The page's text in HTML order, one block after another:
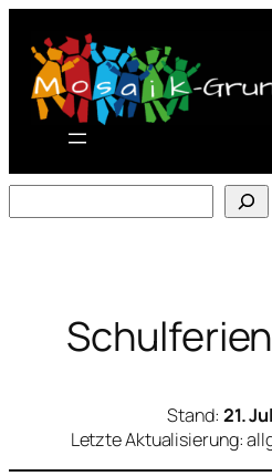
Inhalt
springen
Stand: 21.
Letzte Aktualisierung: